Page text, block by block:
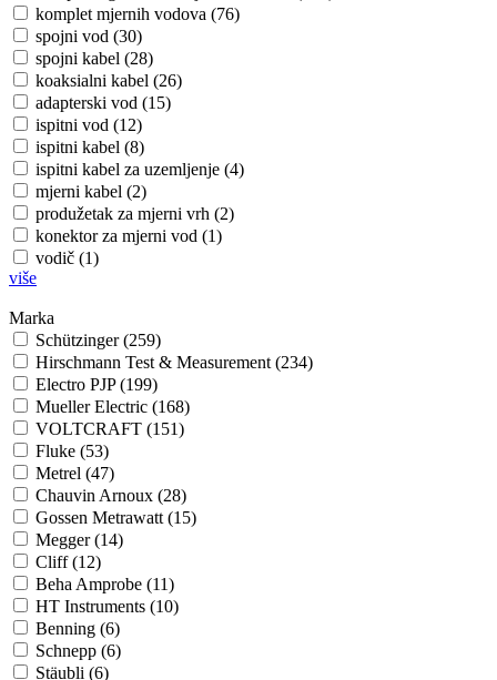
komplet mjernih vodova (76)
spojni vod (30)
spojni kabel (28)
koaksialni kabel (26)
adapterski vod (15)
ispitni vod (12)
ispitni kabel (8)
ispitni kabel za uzemljenje (4)
mjerni kabel (2)
produžetak za mjerni vrh (2)
konektor za mjerni vod (1)
vodič (1)
više
Marka
Schützinger (259)
Hirschmann Test & Measurement (234)
Electro PJP (199)
Mueller Electric (168)
VOLTCRAFT (151)
Fluke (53)
Metrel (47)
Chauvin Arnoux (28)
Gossen Metrawatt (15)
Megger (14)
Cliff (12)
Beha Amprobe (11)
HT Instruments (10)
Benning (6)
Schnepp (6)
Stäubli (6)